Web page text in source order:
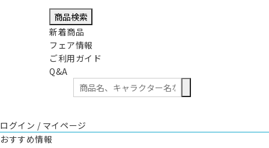
商品検索
新着商品
フェア情報
ご利用ガイド
Q&A
ログイン / マイページ
おすすめ情報